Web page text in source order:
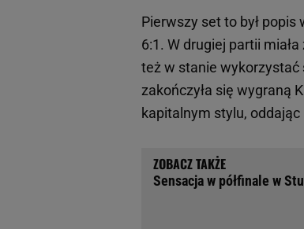
Pierwszy set to był
6:1. W drugiej partii
też w stanie wykorzystać
zakończyła się wygraną
kapitalnym stylu,
Sensacja w półfinale w